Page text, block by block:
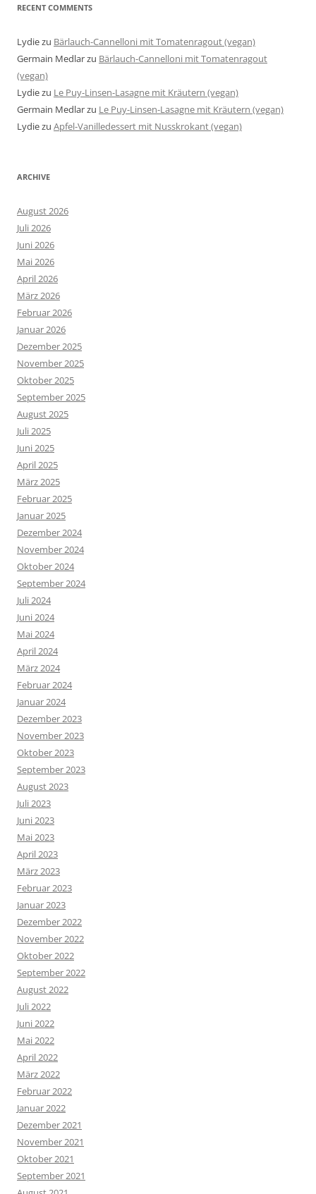
RECENT COMMENTS
Lydiezu Bärlauch-Cannelloni mit Tomatenragout (vegan)
Germain Medlarzu Bärlauch-Cannelloni mit Tomatenragout
(vegan)
Lydiezu Le Puy-Linsen-Lasagne mit Kräutern (vegan)
Germain Medlarzu Le Puy-Linsen-Lasagne mit Kräutern (vegan)
Lydiezu Apfel-Vanilledessert mit Nusskrokant (vegan)
ARCHIVE
August 2026
Juli 2026
Juni 2026
Mai 2026
April 2026
März 2026
Februar 2026
Januar 2026
Dezember 2025
November 2025
Oktober 2025
September 2025
August 2025
Juli 2025
Juni 2025
April 2025
März 2025
Februar 2025
Januar 2025
Dezember 2024
November 2024
Oktober 2024
September 2024
Juli 2024
Juni 2024
Mai 2024
April 2024
März 2024
Februar 2024
Januar 2024
Dezember 2023
November 2023
Oktober 2023
September 2023
August 2023
Juli 2023
Juni 2023
Mai 2023
April 2023
März 2023
Februar 2023
Januar 2023
Dezember 2022
November 2022
Oktober 2022
September 2022
August 2022
Juli 2022
Juni 2022
Mai 2022
April 2022
März 2022
Februar 2022
Januar 2022
Dezember 2021
November 2021
Oktober 2021
September 2021